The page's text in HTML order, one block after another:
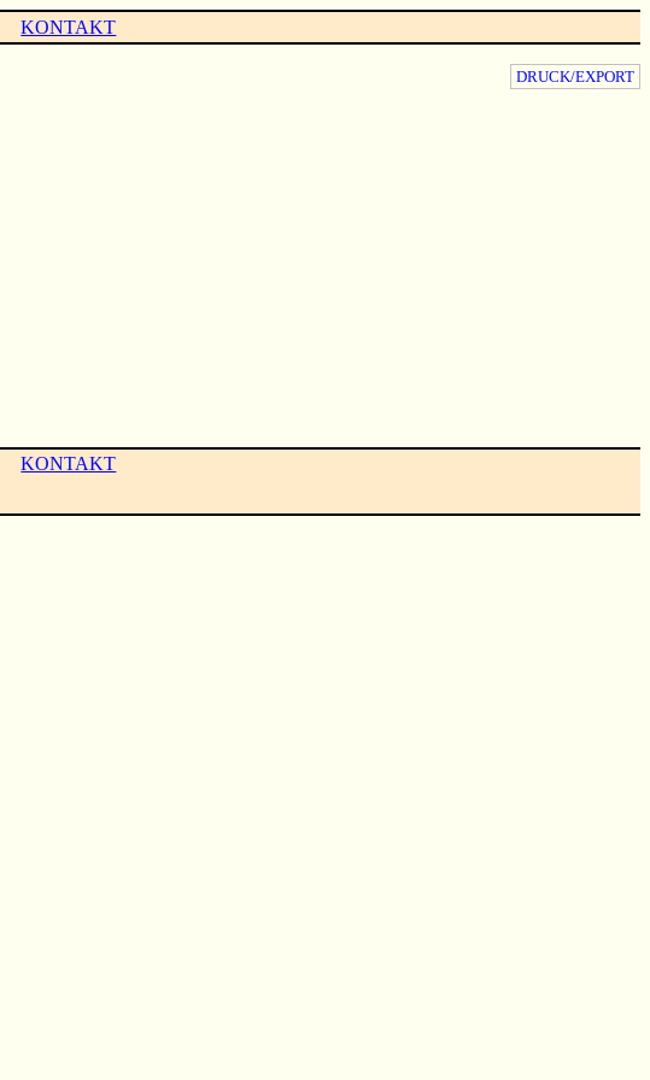
KONTAKT
DRUCK/EXPORT
KONTAKT